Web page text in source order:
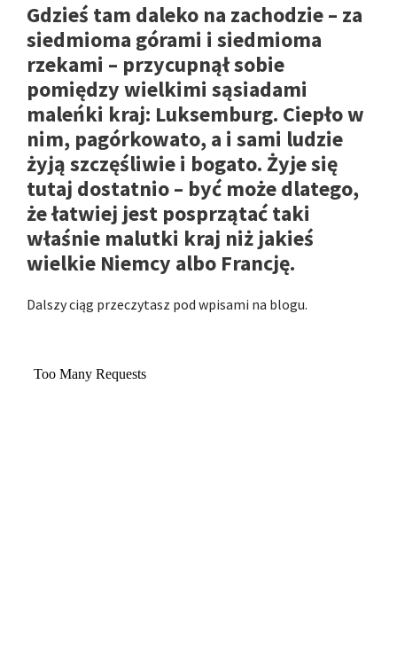
Gdzieś tam daleko na zachodzie – za
siedmioma górami i siedmioma
rzekami – przycupnął sobie
pomiędzy wielkimi sąsiadami
maleńki kraj: Luksemburg. Ciepło w
nim, pagórkowato, a i sami ludzie
żyją szczęśliwie i bogato. Żyje się
tutaj dostatnio – być może dlatego,
że łatwiej jest posprzątać taki
właśnie malutki kraj niż jakieś
wielkie Niemcy albo Francję.
Dalszy ciąg przeczytasz pod wpisami na blogu.